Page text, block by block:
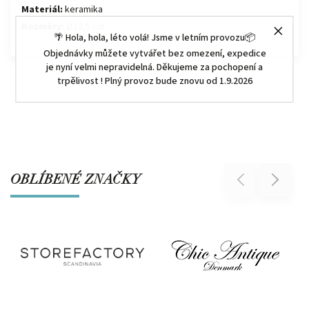
🌴 Hola, hola, léto volá! Jsme v letním provozu📦
Objednávky můžete vytvářet bez omezení, expedice
je nyní velmi nepravidelná. Děkujeme za pochopení a
trpělivost ! Plný provoz bude znovu od 1.9.2026
Materiál: keramika
OBLÍBENÉ ZNAČKY Previous Next